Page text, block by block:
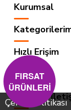
Çerez Politikası
Kurumsal
Hızlı Erişim
Sosyal
Adres &
FIRSAT
ÜRÜNLERİ